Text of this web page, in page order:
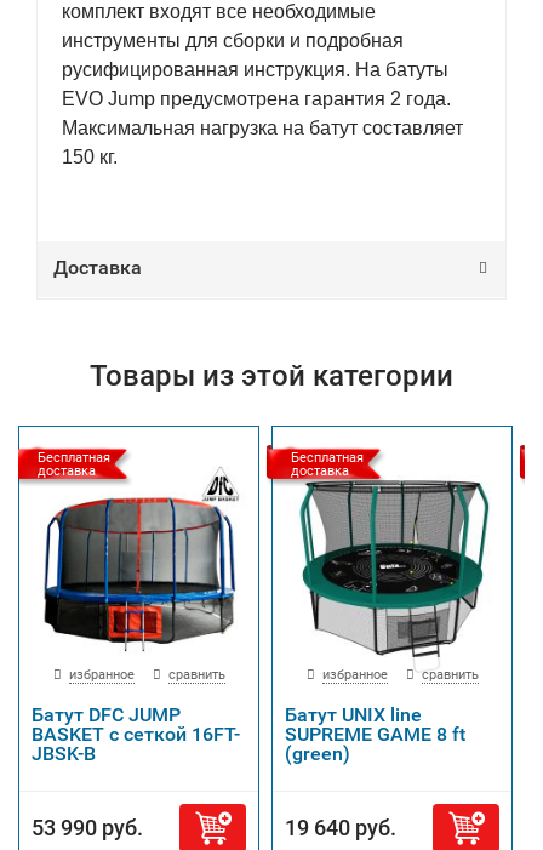
комплект входят все необходимые
инструменты для сборки и подробная
русифицированная инструкция. На батуты
EVO Jump предусмотрена гарантия 2 года.
Максимальная нагрузка на батут составляет
150 кг.
Доставка
Товары из этой категории
Бесплатная
доставка
избранное сравнить
Батут DFC JUMP
BASKET с сеткой 16FT-
JBSK-B
53 990 руб.
Бесплатная
доставка
избранное сравнить
Батут UNIX line
SUPREME GAME 8 ft
(green)
19 640 руб.